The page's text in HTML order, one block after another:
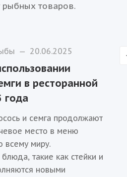
рыбных товаров.
— 20.06.2025
в ресторанной
года
и семга продолжают
место в меню
всему миру.
такие как стейки и
новыми